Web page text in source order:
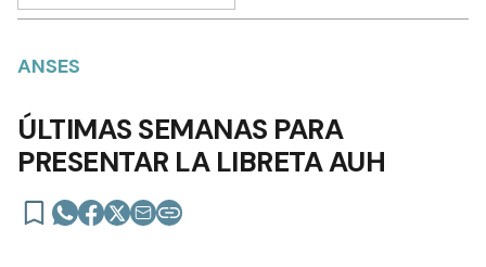
ANSES
ÚLTIMAS SEMANAS PARA
PRESENTAR LA LIBRETA AUH